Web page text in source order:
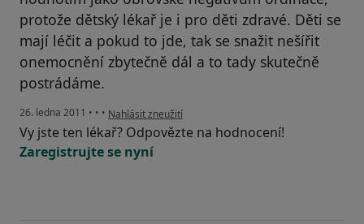
protože dětský lékař je i pro děti zdravé. Děti se
mají léčit a pokud to jde, tak se snažit nešířit
onemocnění zbytečně dál a to tady skutečně
postrádáme.
26. ledna 2011 • • • podle názoru uživatele Pacient
Nahlásit zneužití
Vy jste ten lékař? Odpovězte na hodnocení!
Zaregistrujte se nyní